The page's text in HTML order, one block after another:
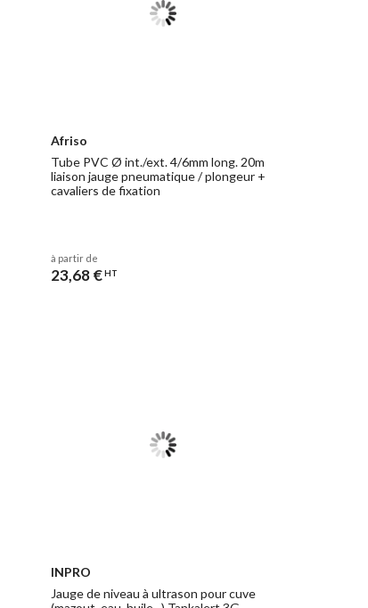
Afriso
Tube PVC Ø int./ext. 4/6mm long. 20m
liaison jauge pneumatique / plongeur +
cavaliers de fixation
à partir de
23,68 €HT
INPRO
Jauge de niveau à ultrason pour cuve